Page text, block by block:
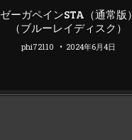
ゼーガペインSTA（通常版）
（ブルーレイディスク）
phi72110 2024年6月4日